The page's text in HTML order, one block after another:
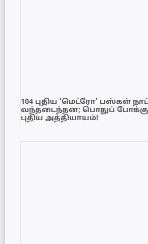
104 புதிய ‘மெட்ரோ’ பஸ்கள்
வந்தடைந்தன; பொதுப்
புதிய அத்தியாயம்!